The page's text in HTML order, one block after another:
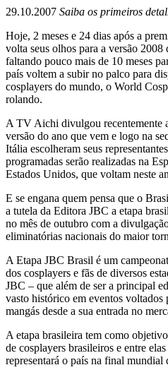
29.10.2007 Saiba os primeiros
Hoje, 2 meses e 24 dias após a
volta seus olhos para a versão
faltando pouco mais de 10 meses
país voltem a subir no palco para
cosplayers do mundo, o World
rolando.
A TV Aichi divulgou recentemente
versão do ano que vem e logo na
Itália escolheram seus
programadas serão realizadas na
Estados Unidos, que voltam neste
E se engana quem pensa que o
a tutela da Editora JBC a etapa
no mês de outubro com a
eliminatórias nacionais do maior
A Etapa JBC Brasil é um
dos cosplayers e fãs de diversos
JBC – que além de ser a principal
vasto histórico em eventos voltados
mangás desde a sua entrada no
A etapa brasileira tem como
de cosplayers brasileiros e entre
representará o país na final